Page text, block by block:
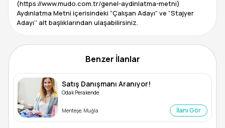
(https://www.mudo.com.tr/genel-aydinlatma-metni)
Aydınlatma Metni içerisindeki “Çalışan Adayı” ve “Stajyer
Adayı’’ alt başlıklarından ulaşabilirsiniz.
Benzer İlanlar
Satış Danışmanı Aranıyor!
Odak Perakende
Menteşe, Muğla İlanı Gör